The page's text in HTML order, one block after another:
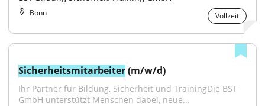
Bonn Vollzeit
Sicherheitsmitarbeiter (m/w/d)
Ihr Partner für Bildung, Sicherheit und TrainingDie BST
GmbH unterstützt Menschen dabei, neue...